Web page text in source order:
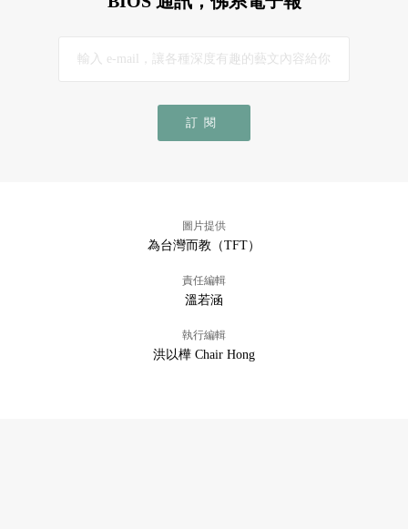
訂閱
圖片提供
為台灣而教（TFT）
責任編輯
溫若涵
執行編輯
洪以樺 Chair Hong